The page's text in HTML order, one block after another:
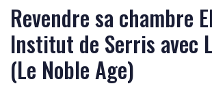
Revendre sa chambre
Institut de Serris avec
(Le Noble Age)